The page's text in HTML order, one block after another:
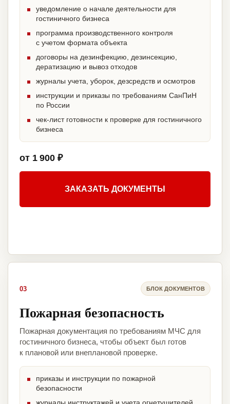
уведомление о начале деятельности для
гостиничного бизнеса
программа производственного контроля
с учетом формата объекта
договоры на дезинфекцию, дезинсекцию,
дератизацию и вывоз отходов
журналы учета, уборок, дезсредств и осмотров
инструкции и приказы по требованиям СанПиН
по России
чек-лист готовности к проверке для гостиничного
бизнеса
от 1 900 ₽
ЗАКАЗАТЬ ДОКУМЕНТЫ
03 БЛОК ДОКУМЕНТОВ
Пожарная безопасность
Пожарная документация по требованиям МЧС для
гостиничного бизнеса, чтобы объект был готов
к плановой или внеплановой проверке.
приказы и инструкции по пожарной
безопасности